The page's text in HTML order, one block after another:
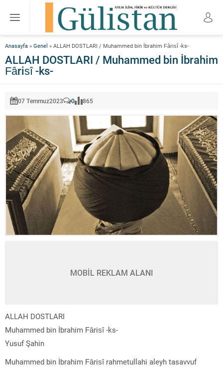
Anasayfa » Genel » ALLAH DOSTLARI / Muhammed bin İbrahim Fârisî -ks-
ALLAH DOSTLARI / Muhammed bin İbrahim
Fârisî -ks-
07 Temmuz2023 0 865
MOBİL REKLAM ALANI
ALLAH DOSTLARI
Muhammed bin İbrahim Fârisî -ks-
Yusuf Şahin
Muhammed bin İbrahim Fârisî rahmetullahi aleyh tasavvuf